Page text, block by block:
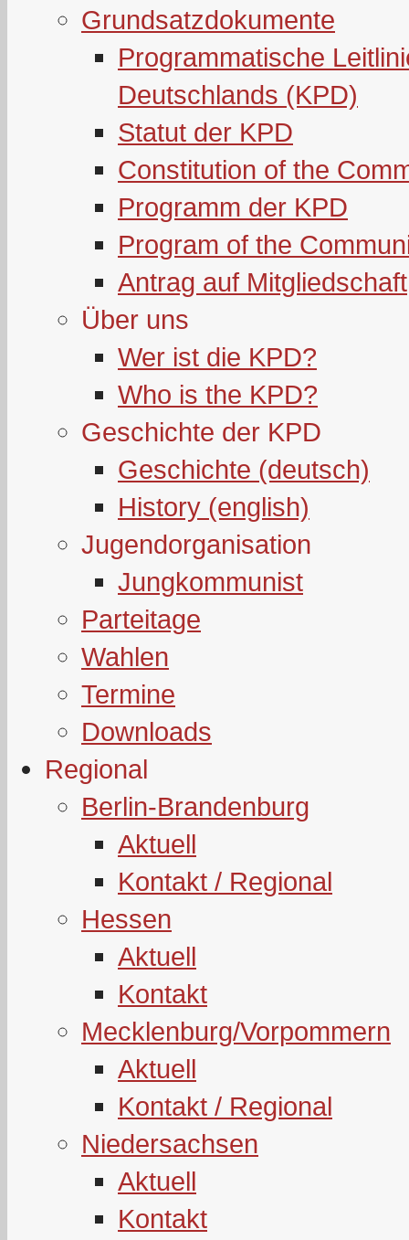
Grundsatzdokumente
Programmatische
Deutschlands (KPD)
Statut der KPD
Constitution of the
Programm der KPD
Program of the
Antrag auf Mitgliedschaft
Über uns
Wer ist die KPD?
Who is the KPD?
Geschichte der KPD
Geschichte (deutsch)
History (english)
Jugendorganisation
Jungkommunist
Parteitage
Wahlen
Termine
Downloads
Regional
Berlin-Brandenburg
Aktuell
Kontakt / Regional
Hessen
Aktuell
Kontakt
Mecklenburg/Vorpommern
Aktuell
Kontakt / Regional
Niedersachsen
Aktuell
Kontakt